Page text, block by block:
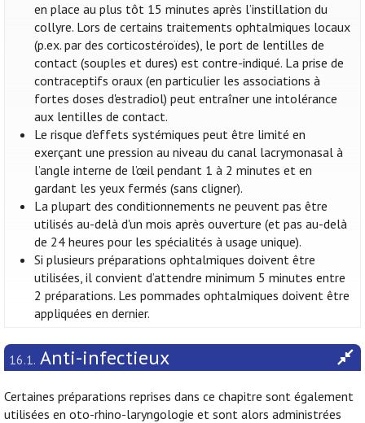
en place au plus tôt 15 minutes après l’instillation du
collyre. Lors de certains traitements ophtalmiques locaux
(p.ex. par des corticostéroïdes), le port de lentilles de
contact (souples et dures) est contre-indiqué. La prise de
contraceptifs oraux (en particulier les associations à
fortes doses d'estradiol) peut entraîner une intolérance
aux lentilles de contact.
Le risque d'effets systémiques peut être limité en
exerçant une pression au niveau du canal lacrymonasal à
l’angle interne de l’œil pendant 1 à 2 minutes et en
gardant les yeux fermés (sans cligner).
La plupart des conditionnements ne peuvent pas être
utilisés au-delà d'un mois après ouverture (et pas au-delà
de 24 heures pour les spécialités à usage unique).
Si plusieurs préparations ophtalmiques doivent être
utilisées, il convient d’attendre minimum 5 minutes entre
2 préparations. Les pommades ophtalmiques doivent être
appliquées en dernier.
16.1. Anti-infectieux
Certaines préparations reprises dans ce chapitre sont également
utilisées en oto-rhino-laryngologie et sont alors administrées